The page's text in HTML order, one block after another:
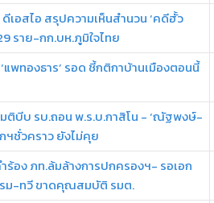
เอสไอ สรุปความเห็นสำนวน ‘คดีฮั้ว
ราย-กก.บห.ภูมิใจไทย
แพทองธาร’ รอด ชี้กติกาบ้านเมืองตอนนี้
มติบีบ รบ.ถอน พ.ร.บ.กาสิโน - ‘ณัฐพงษ์-
ฯชั่วคราว ยังไม่คุย
ร้อง ภท.ล้มล้างการปกครองฯ- รอเอก
ม-ทวี ขาดคุณสมบัติ รมต.